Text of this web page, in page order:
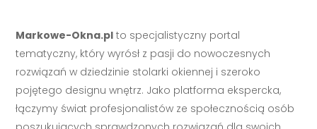
Markowe-Okna.pl to specjalistyczny portal
tematyczny, który wyrósł z pasji do nowoczesnych
rozwiązań w dziedzinie stolarki okiennej i szeroko
pojętego designu wnętrz. Jako platforma ekspercka,
łączymy świat profesjonalistów ze społecznością osób